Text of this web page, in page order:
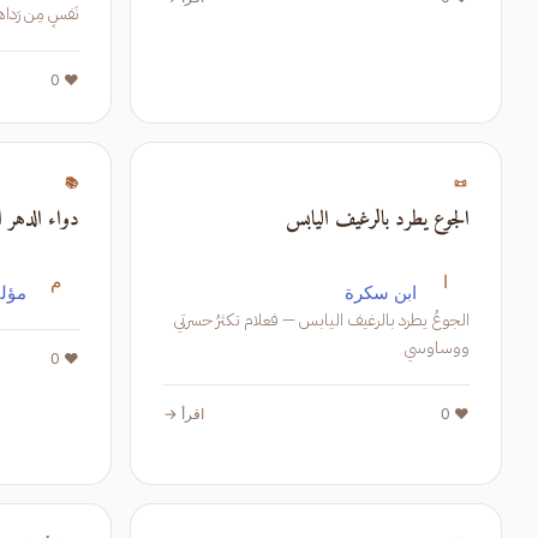
❤️ 0
📜
الجوع يطرد بالرغيف اليابس
ا ابن سكرة
الجوعُ يطرد بالرغيف اليابس — فعلام تكثرُ حسرتي
ووساوسي
❤️ 0 اقرأ →
📚
دواء الدهر
م
❤️ 0